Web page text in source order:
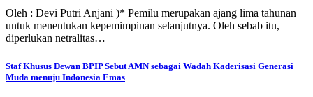
Oleh : Devi Putri Anjani )* Pemilu merupakan ajang lima tahunan
untuk menentukan kepemimpinan selanjutnya. Oleh sebab itu,
diperlukan netralitas…
Staf Khusus Dewan BPIP Sebut AMN sebagai Wadah Kaderisasi Generasi
Muda menuju Indonesia Emas